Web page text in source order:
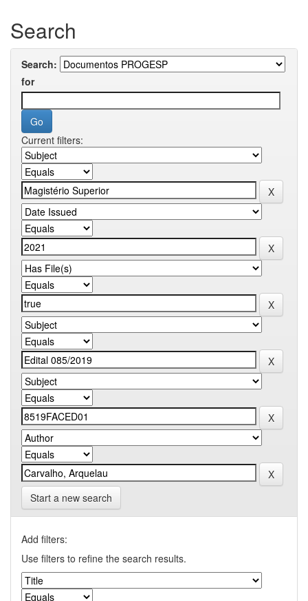
Search
Search:
for
Current filters:
Start a new search
Add filters:
Use filters to refine the search results.